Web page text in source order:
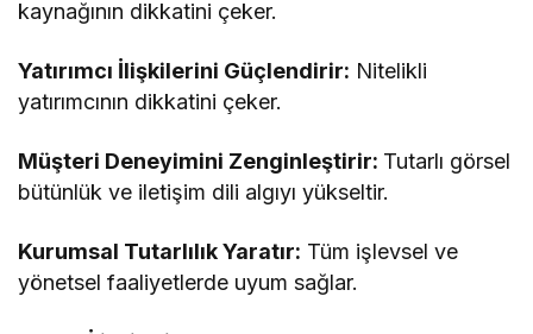
kaynağının dikkatini çeker.
Yatırımcı İlişkilerini Güçlendirir: Nitelikli
yatırımcının dikkatini çeker.
Müşteri Deneyimini Zenginleştirir: Tutarlı görsel
bütünlük ve iletişim dili algıyı yükseltir.
Kurumsal Tutarlılık Yaratır: Tüm işlevsel ve
yönetsel faaliyetlerde uyum sağlar.